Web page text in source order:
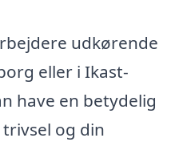
udkørende
eller i Ikast-
have en betydelig
og din